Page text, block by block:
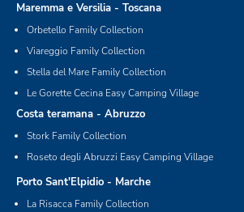
Maremma e Versilia - Toscana
Orbetello Family Collection
Viareggio Family Collection
Stella del Mare Family Collection
Le Gorette Cecina Easy Camping Village
Costa teramana - Abruzzo
Stork Family Collection
Roseto degli Abruzzi Easy Camping Village
Porto Sant'Elpidio - Marche
La Risacca Family Collection